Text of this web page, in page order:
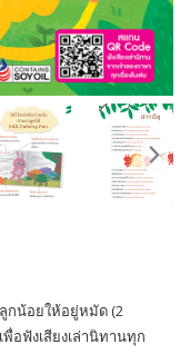
กน้อยให้อยู่หมัด (2
อฟังเสียงเล่านิทานทุก